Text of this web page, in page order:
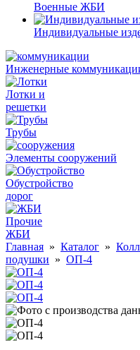
Военные ЖБИ
Индивидуальные
Инженерные
Лотки и
решетки
Трубы
Элементы сооружений
Обустройство
дорог
Прочие
ЖБИ
Главная » Каталог »
подушки » ОП-4